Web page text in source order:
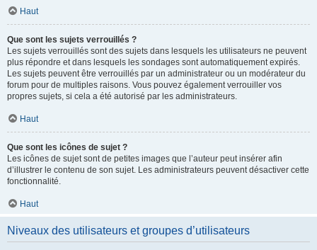
Haut
Que sont les sujets verrouillés ?
Les sujets verrouillés sont des sujets dans lesquels les utilisateurs ne peuvent
plus répondre et dans lesquels les sondages sont automatiquement expirés.
Les sujets peuvent être verrouillés par un administrateur ou un modérateur du
forum pour de multiples raisons. Vous pouvez également verrouiller vos
propres sujets, si cela a été autorisé par les administrateurs.
Haut
Que sont les icônes de sujet ?
Les icônes de sujet sont de petites images que l’auteur peut insérer afin
d’illustrer le contenu de son sujet. Les administrateurs peuvent désactiver cette
fonctionnalité.
Haut
Niveaux des utilisateurs et groupes d’utilisateurs